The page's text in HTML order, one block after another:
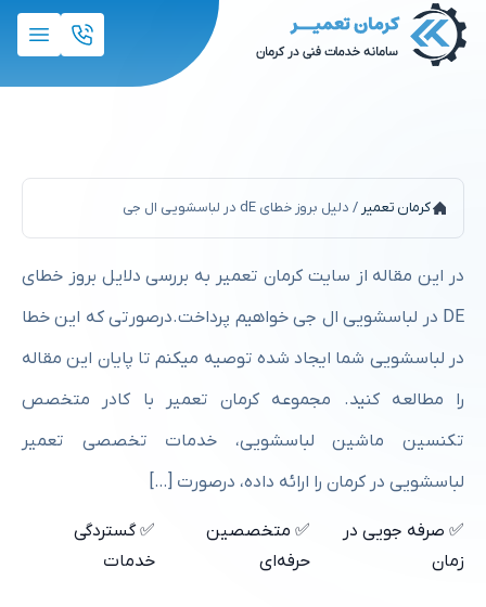
کرمان تعمیر / دلیل بروز خطای dE در لباسشویی ال جی
در این مقاله از سایت کرمان تعمیر به بررسی دلایل بروز خطای
DE در لباسشویی ال جی خواهیم پرداخت.درصورتی که این خطا
در لباسشویی شما ایجاد شده توصیه میکنم تا پایان این مقاله
را مطالعه کنید. مجموعه کرمان تعمیر با کادر متخصص
تکنسین ماشین لباسشویی، خدمات تخصصی تعمیر
لباسشویی در کرمان را ارائه داده، درصورت […]
✅ صرفه جویی در
زمان
✅ متخصصین
حرفه‌ای
✅ گستردگی
خدمات